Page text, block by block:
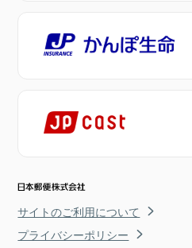
サイトのご利用について
プライバシーポリシー